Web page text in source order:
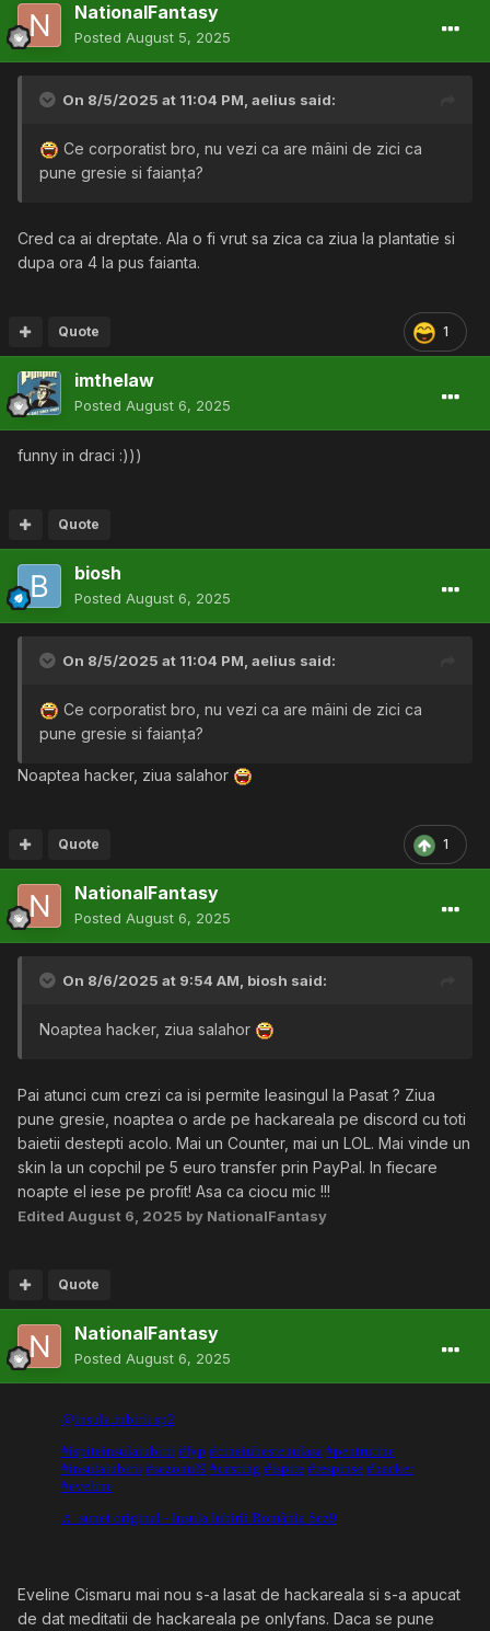
NationalFantasy
Posted August 5, 2025
On 8/5/2025 at 11:04 PM, aelius said:
Ce corporatist bro, nu vezi ca are mâini de zici ca
pune gresie si faianța?
Cred ca ai dreptate. Ala o fi vrut sa zica ca ziua la plantatie si
dupa ora 4 la pus faianta.
1
Quote
imthelaw
Posted August 6, 2025
funny in draci :)))
Quote
biosh
Posted August 6, 2025
On 8/5/2025 at 11:04 PM, aelius said:
Ce corporatist bro, nu vezi ca are mâini de zici ca
pune gresie si faianța?
Noaptea hacker, ziua salahor
1
Quote
NationalFantasy
Posted August 6, 2025
On 8/6/2025 at 9:54 AM, biosh said:
Noaptea hacker, ziua salahor
Pai atunci cum crezi ca isi permite leasingul la Pasat ? Ziua
pune gresie, noaptea o arde pe hackareala pe discord cu toti
baietii destepti acolo. Mai un Counter, mai un LOL. Mai vinde un
skin la un copchil pe 5 euro transfer prin PayPal. In fiecare
noapte el iese pe profit! Asa ca ciocu mic !!!
Edited August 6, 2025 by NationalFantasy
Quote
NationalFantasy
Posted August 6, 2025
Eveline Cismaru mai nou s-a lasat de hackareala si s-a apucat
de dat meditatii de hackareala pe onlyfans. Daca se pune